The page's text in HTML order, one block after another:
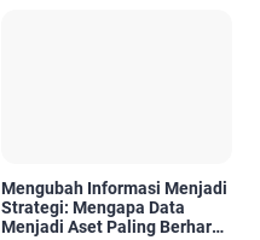
Mengubah Informasi Menjadi
Strategi: Mengapa Data
Menjadi Aset Paling Berharga